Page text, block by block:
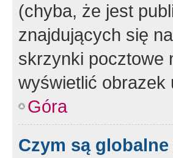
(chyba, że jest
znajdujących się
skrzynki pocztowe
wyświetlić obrazek
Góra
Czym są globalne